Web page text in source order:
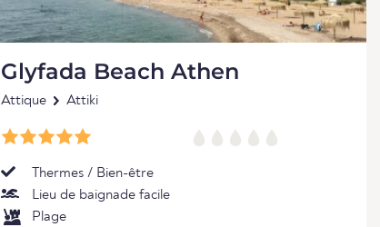
Glyfada Beach Athen
Attique Attiki
Thermes / Bien-être
Lieu de baignade facile
Plage